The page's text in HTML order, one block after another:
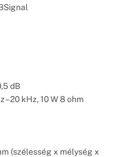
dB
– 20 kHz, 10 W 8 ohm
(szélesség x mélység x